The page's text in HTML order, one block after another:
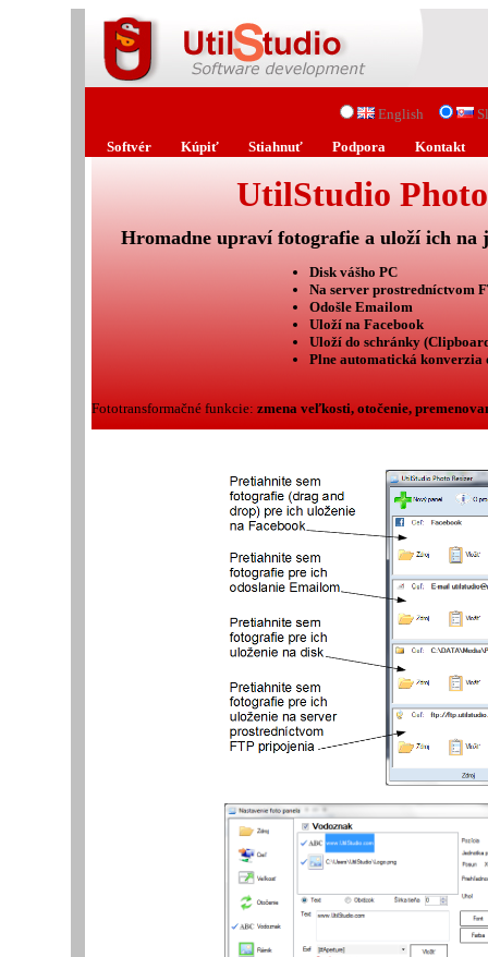
English
Softvér
Kúpiť Stiahnuť Podpora Kontakt
UtilStudio
Hromadne upraví fotografie a uloží ich na
Disk vášho PC
Na server prostredníctvom
Odošle Emailom
Uloží na Facebook
Uloží do schránky
Plne automatická
Fototransformačné funkcie:zmena veľkosti, otočenie,